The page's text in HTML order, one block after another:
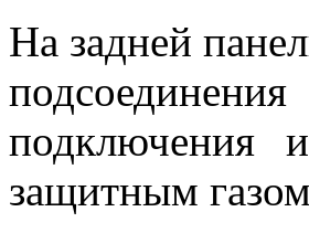
На задней
подключения
защитным